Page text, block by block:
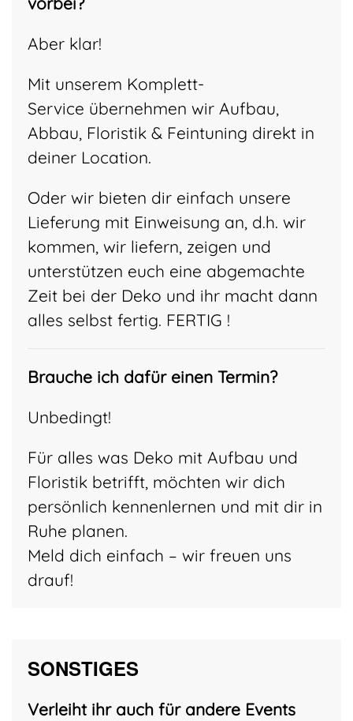
Aber klar!
Mit unserem Komplett-
Service übernehmen wir Aufbau,
Abbau, Floristik & Feintuning direkt in
deiner Location.
Oder wir bieten dir einfach unsere
Lieferung mit Einweisung an, d.h. wir
kommen, wir liefern, zeigen und
unterstützen euch eine abgemachte
Zeit bei der Deko und ihr macht dann
alles selbst fertig. FERTIG !
Brauche ich dafür einen Termin?
Unbedingt!
Für alles was Deko mit Aufbau und
Floristik betrifft, möchten wir dich
persönlich kennenlernen und mit dir in
Ruhe planen.
Meld dich einfach – wir freuen uns
drauf!
SONSTIGES
Verleiht ihr auch für andere Events